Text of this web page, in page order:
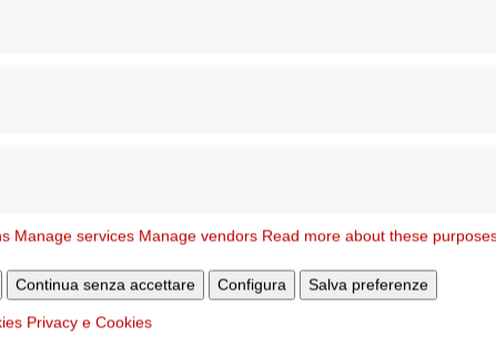
Manage services Manage vendors Read more about these
Continua senza accettare Configura Salva preferenze
Privacy e Cookies